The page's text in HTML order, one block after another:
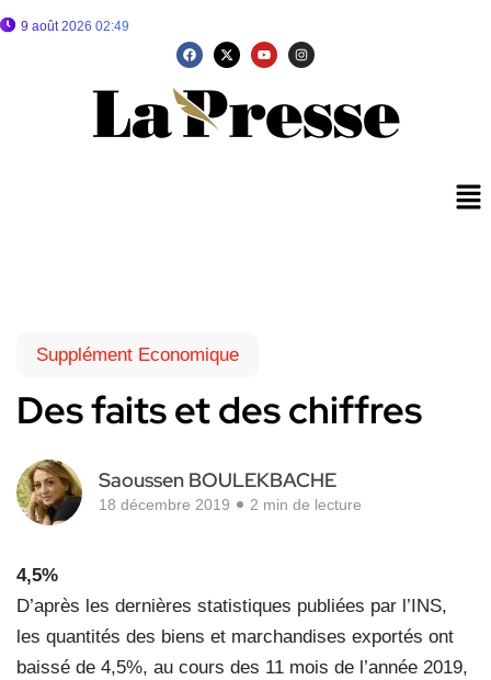
9 août 2026 02:49
Supplément Economique
Des faits et des chiffres
Saoussen BOULEKBACHE
18 décembre 2019 2 min de lecture
4,5%
D’après les dernières statistiques publiées par l’INS,
les quantités des biens et marchandises exportés ont
baissé de 4,5%, au cours des 11 mois de l’année 2019,